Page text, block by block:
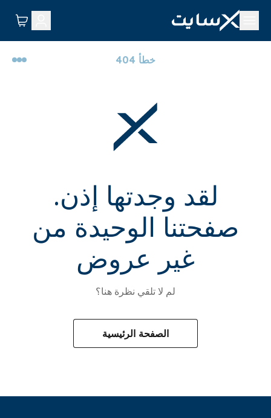
خطأ 404
لقد وجدتها إذن.
صفحتنا الوحيدة من
غير عروض
لم لا تلقي نظرة هنا؟
الصفحة الرئيسية